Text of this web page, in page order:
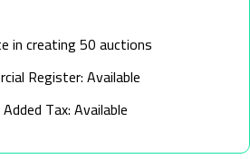
in creating 50 auctions
Register: Available
Tax: Available